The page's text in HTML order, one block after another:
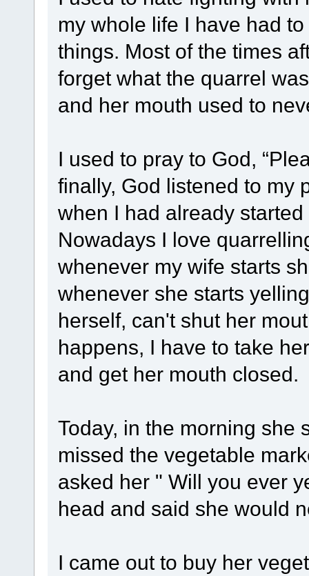
my whole life I have had
things. Most of the times
forget what the quarrel
and her mouth used to
I used to pray to God,
finally, God listened to my
when I had already
Nowadays I love
whenever my wife starts
whenever she starts
herself, can't shut her
happens, I have to take
and get her mouth closed.
Today, in the morning she
missed the vegetable
asked her " Will you ever
head and said she would
I came out to buy her